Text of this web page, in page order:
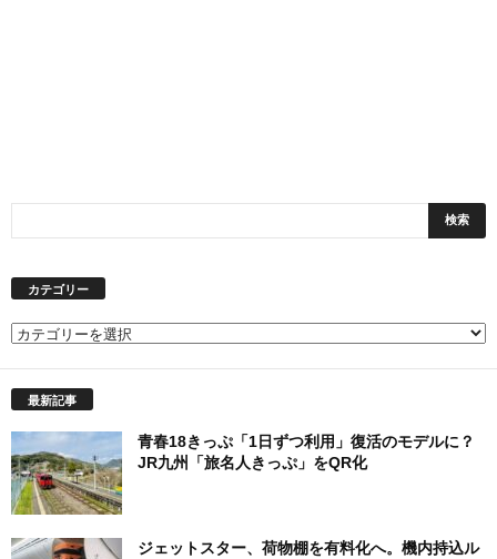
カテゴリー
カ
最新記事
青春18きっぷ「1日ずつ利用」復活のモデルに？
JR九州「旅名人きっぷ」をQR化
ジェットスター、荷物棚を有料化へ。機内持込ル